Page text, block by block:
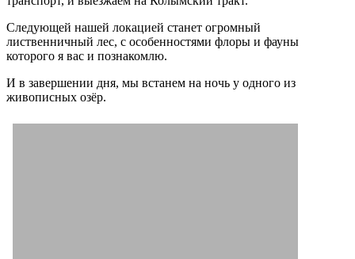
Следующей нашей локацией станет огромный
лиственничный лес, с особенностями флоры и фауны
которого я вас и познакомлю.
И в завершении дня, мы встанем на ночь у одного из
живописных озёр.